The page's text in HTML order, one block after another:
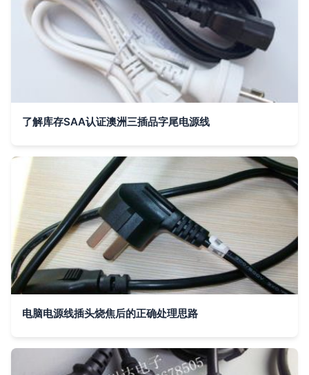
了解库存SAA认证澳洲三插品字尾电源线
电脑电源线插头烧焦后的正确处理思路